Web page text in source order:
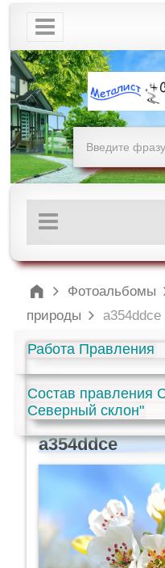
Фотоальбомы
природы
a354ddce
Работа Правления
Состав правления
Северный склон"
a354ddce